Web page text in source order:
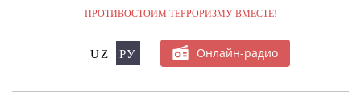
МЫ ПРОТИВ ТЕРРОРИЗМА!
ПРОТИВОСТОИМ ТЕРРОРИЗМУ ВМЕСТЕ!
UZ РУ Онлайн-радио